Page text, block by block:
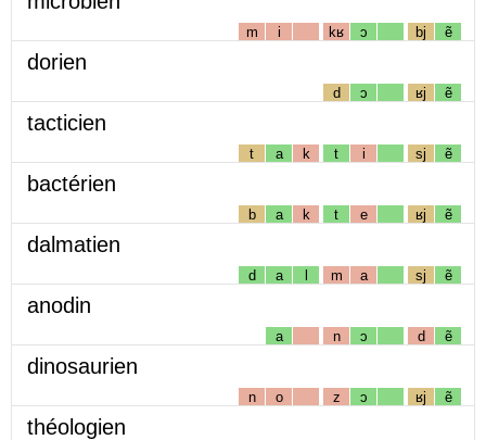
m i kʁ ɔ bj ẽ
dorien
d ɔ ʁj ẽ
tacticien
t a k t i sj ẽ
bactérien
b a k t e ʁj ẽ
dalmatien
d a l m a sj ẽ
anodin
a n ɔ d ẽ
dinosaurien
n o z ɔ ʁj ẽ
théologien